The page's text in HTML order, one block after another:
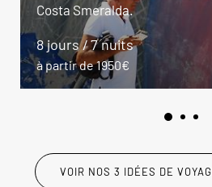
Costa Smeralda.
8 jours / 7 nuits
à partir de 1950€
VOIR NOS 3 IDÉES DE